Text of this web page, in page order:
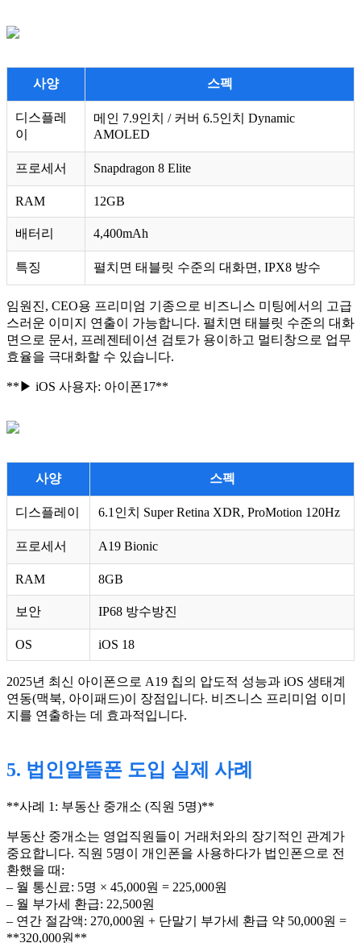
사양 스펙
디스플레
이
메인 7.9인치 / 커버 6.5인치 Dynamic
AMOLED
프로세서 Snapdragon 8 Elite
RAM 12GB
배터리 4,400mAh
특징 펼치면 태블릿 수준의 대화면, IPX8 방수
임원진, CEO용 프리미엄 기종으로 비즈니스 미팅에서의 고급
스러운 이미지 연출이 가능합니다. 펼치면 태블릿 수준의 대화
면으로 문서, 프레젠테이션 검토가 용이하고 멀티창으로 업무
효율을 극대화할 수 있습니다.
**▶ iOS 사용자: 아이폰17**
사양 스펙
디스플레이 6.1인치 Super Retina XDR, ProMotion 120Hz
프로세서 A19 Bionic
RAM 8GB
보안 IP68 방수방진
OS iOS 18
2025년 최신 아이폰으로 A19 칩의 압도적 성능과 iOS 생태계
연동(맥북, 아이패드)이 장점입니다. 비즈니스 프리미엄 이미
지를 연출하는 데 효과적입니다.
5. 법인알뜰폰 도입 실제 사례
**사례 1: 부동산 중개소 (직원 5명)**
부동산 중개소는 영업직원들이 거래처와의 장기적인 관계가
중요합니다. 직원 5명이 개인폰을 사용하다가 법인폰으로 전
환했을 때:
– 월 통신료: 5명 × 45,000원 = 225,000원
– 월 부가세 환급: 22,500원
– 연간 절감액: 270,000원 + 단말기 부가세 환급 약 50,000원 =
**320,000원**